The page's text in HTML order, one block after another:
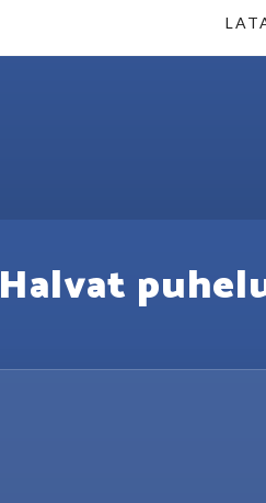
Halvat